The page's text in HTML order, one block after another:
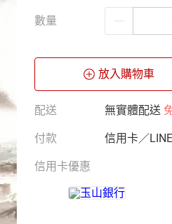
數量
放入購物車
配送 無實體配送
付款 信用卡／
信用卡優惠